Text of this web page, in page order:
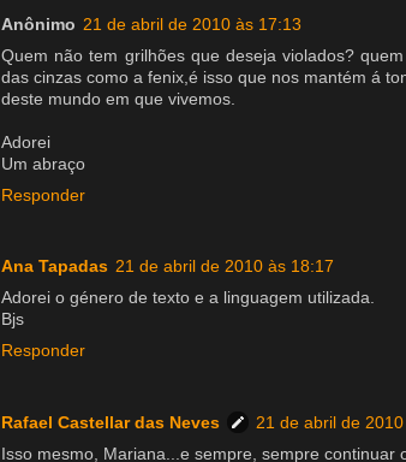
Anônimo 21 de abril de 2010 às 17:13
Quem não tem grilhões que deseja violados?
das cinzas como a fenix,é isso que nos mantém á
deste mundo em que vivemos.
Adorei
Um abraço
Responder
Ana Tapadas 21 de abril de 2010 às 18:17
Adorei o género de texto e a linguagem utilizada.
Bjs
Responder
Rafael Castellar das Neves
21 de abril de
Isso mesmo, Mariana...e sempre, sempre continuar